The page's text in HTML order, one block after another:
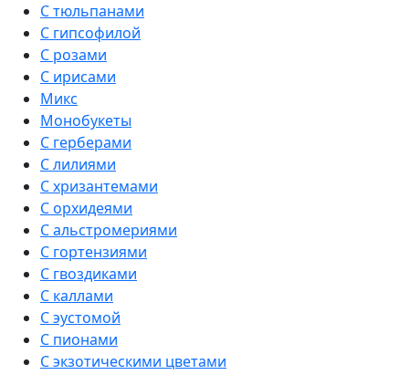
С тюльпанами
С гипсофилой
С розами
С ирисами
Микс
Монобукеты
С герберами
С лилиями
С хризантемами
С орхидеями
С альстромериями
С гортензиями
С гвоздиками
С каллами
С эустомой
С пионами
С экзотическими цветами